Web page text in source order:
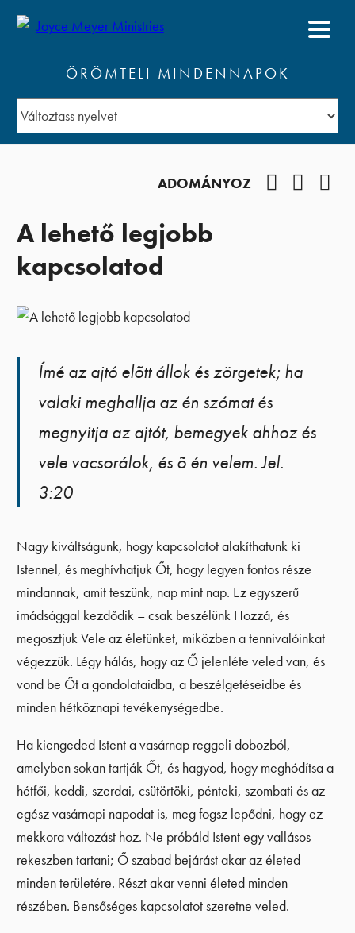
ÖRÖMTELI MINDENNAPOK
ADOMÁNYOZ
A lehető legjobb
kapcsolatod
Ímé az ajtó elõtt állok és zörgetek; ha
valaki meghallja az én szómat és
megnyitja az ajtót, bemegyek ahhoz és
vele vacsorálok, és õ én velem. Jel.
3:20
Nagy kiváltságunk, hogy kapcsolatot alakíthatunk ki
Istennel, és meghívhatjuk Őt, hogy legyen fontos része
mindannak, amit teszünk, nap mint nap. Ez egyszerű
imádsággal kezdődik – csak beszélünk Hozzá, és
megosztjuk Vele az életünket, miközben a tennivalóinkat
végezzük. Légy hálás, hogy az Ő jelenléte veled van, és
vond be Őt a gondolataidba, a beszélgetéseidbe és
minden hétköznapi tevékenységedbe.
Ha kiengeded Istent a vasárnap reggeli dobozból,
amelyben sokan tartják Őt, és hagyod, hogy meghódítsa a
hétfői, keddi, szerdai, csütörtöki, pénteki, szombati és az
egész vasárnapi napodat is, meg fogsz lepődni, hogy ez
mekkora változást hoz. Ne próbáld Istent egy vallásos
rekeszben tartani; Ő szabad bejárást akar az életed
minden területére. Részt akar venni életed minden
részében. Bensőséges kapcsolatot szeretne veled.